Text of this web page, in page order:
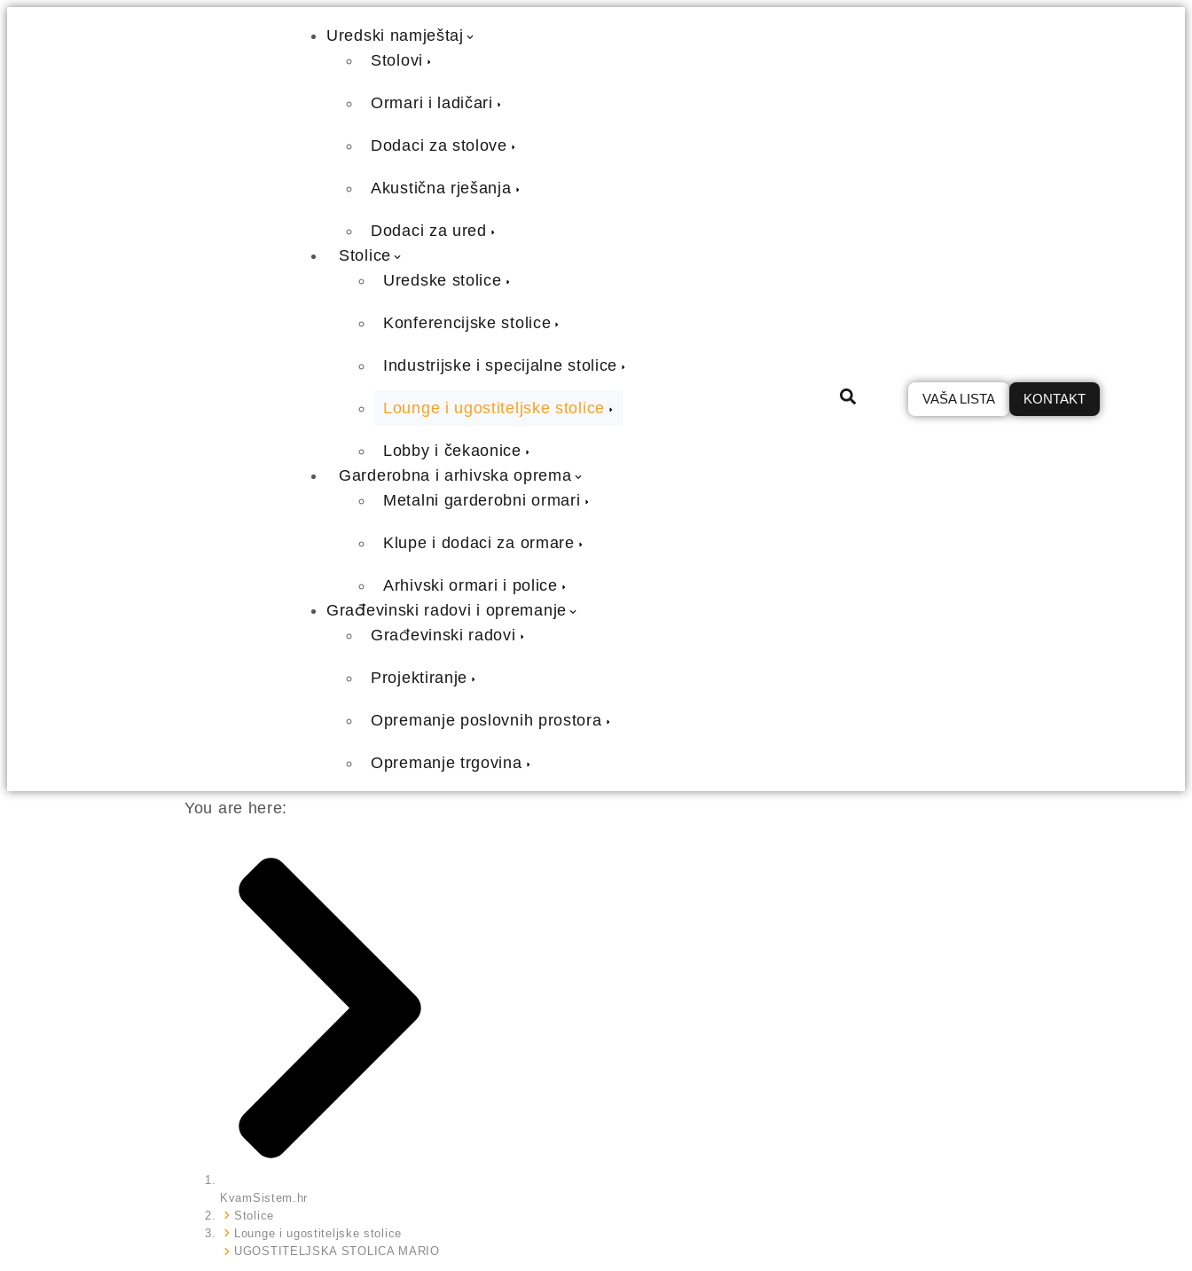
Uredski namještaj
Stolovi
Ormari i ladičari
Dodaci za stolove
Akustična rješanja
Dodaci za ured
Stolice
Uredske stolice
Konferencijske stolice
Industrijske i specijalne stolice
Lounge i ugostiteljske stolice
Lobby i čekaonice
Garderobna i arhivska oprema
Metalni garderobni ormari
Klupe i dodaci za ormare
Arhivski ormari i police
Građevinski radovi i opremanje
Građevinski radovi
Projektiranje
Opremanje poslovnih prostora
Opremanje trgovina
VAŠA LISTA KONTAKT
You are here:
KvamSistem.hr
Stolice
Lounge i ugostiteljske stolice
UGOSTITELJSKA STOLICA MARIO